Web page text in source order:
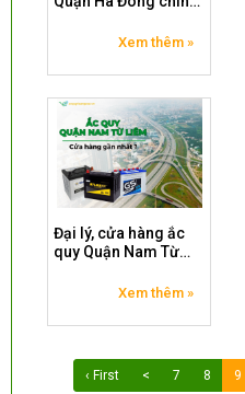
Xem thêm »
Đại lý, cửa hàng ắc
quy Quận Nam Từ
Xem thêm »
‹ First < 7 8 9